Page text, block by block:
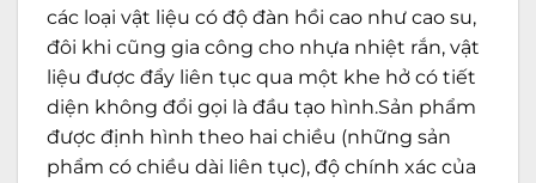
các loại vật liệu có độ đàn hồi cao như cao su,
đôi khi cũng gia công cho nhựa nhiệt rắn, vật
liệu được đẩy liên tục qua một khe hở có tiết
diện không đổi gọi là đầu tạo hình.Sản phẩm
được định hình theo hai chiều (những sản
phẩm có chiều dài liên tục), độ chính xác của